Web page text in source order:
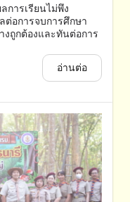
การเรียนไม่พึง
ต่อการจบการศึกษา
งถูกต้องและทันต่อการ
อ่านต่อ